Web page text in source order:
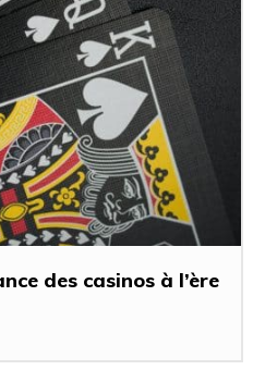
des casinos à l’ère